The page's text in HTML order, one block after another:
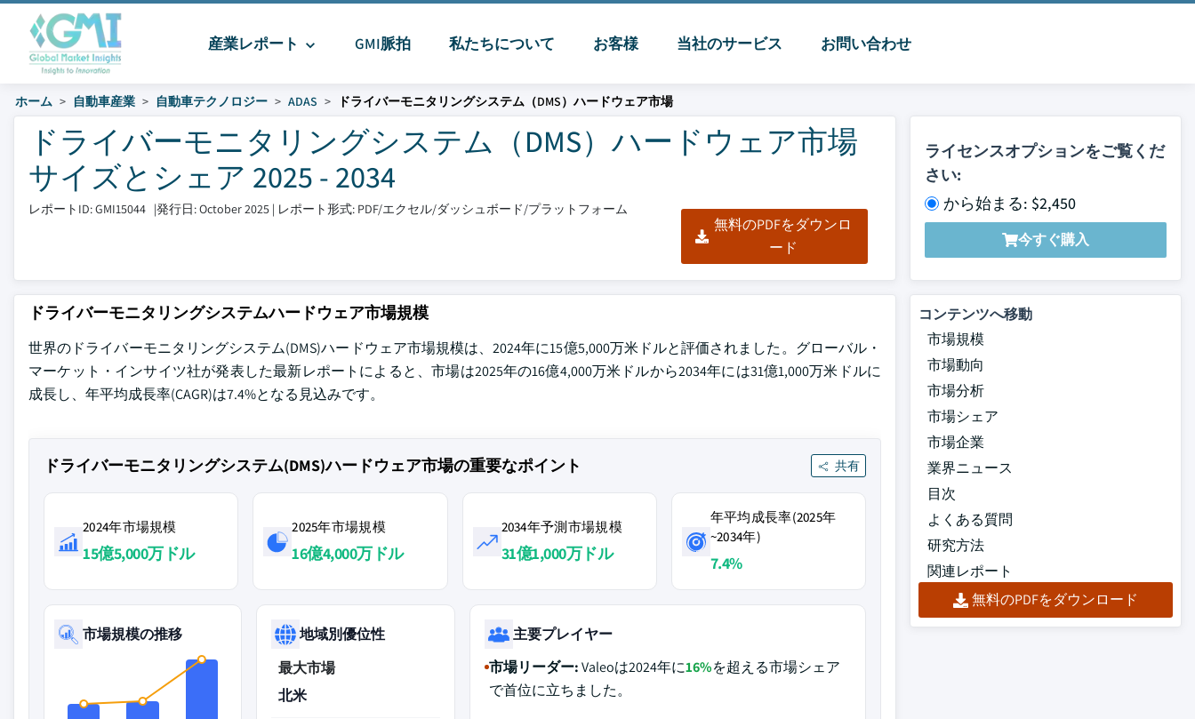
産業レポート GMI脈拍 私たちについて お客様 当社のサービス お問い合わせ
ホーム 自動車産業 自動車テクノロジー ADAS ドライバーモニタリングシステム（DMS）ハードウェア市場
ドライバーモニタリングシステム（DMS）ハードウェア市場
サイズとシェア 2025 - 2034
レポートID: GMI15044 |発行日: October 2025 | レポート形式: PDF/エクセル/ダッシュボード/プラットフォーム
無料のPDFをダウンロ
ード
ライセンスオプションをご覧くだ
さい:
から始まる: $2,450
今すぐ購入
ドライバーモニタリングシステムハードウェア市場規模
世界のドライバーモニタリングシステム(DMS)ハードウェア市場規模は、2024年に15億5,000万米ドルと評価されました。グローバル・
マーケット・インサイツ社が発表した最新レポートによると、市場は2025年の16億4,000万米ドルから2034年には31億1,000万米ドルに
成長し、年平均成長率(CAGR)は7.4%となる見込みです。
ドライバーモニタリングシステム(DMS)ハードウェア市場の重要なポイント 共有
2024年市場規模
15億5,000万ドル
2025年市場規模
16億4,000万ドル
2034年予測市場規模
31億1,000万ドル
年平均成長率(2025年
~2034年)
7.4%
市場規模の推移
地域別優位性
最大市場
北米
主要プレイヤー
市場リーダー:Valeoは2024年に16%を超える市場シェア
で首位に立ちました。
コンテンツへ移動
市場規模
市場動向
市場分析
市場シェア
市場企業
業界ニュース
目次
よくある質問
研究方法
関連レポート
無料のPDFをダウンロード